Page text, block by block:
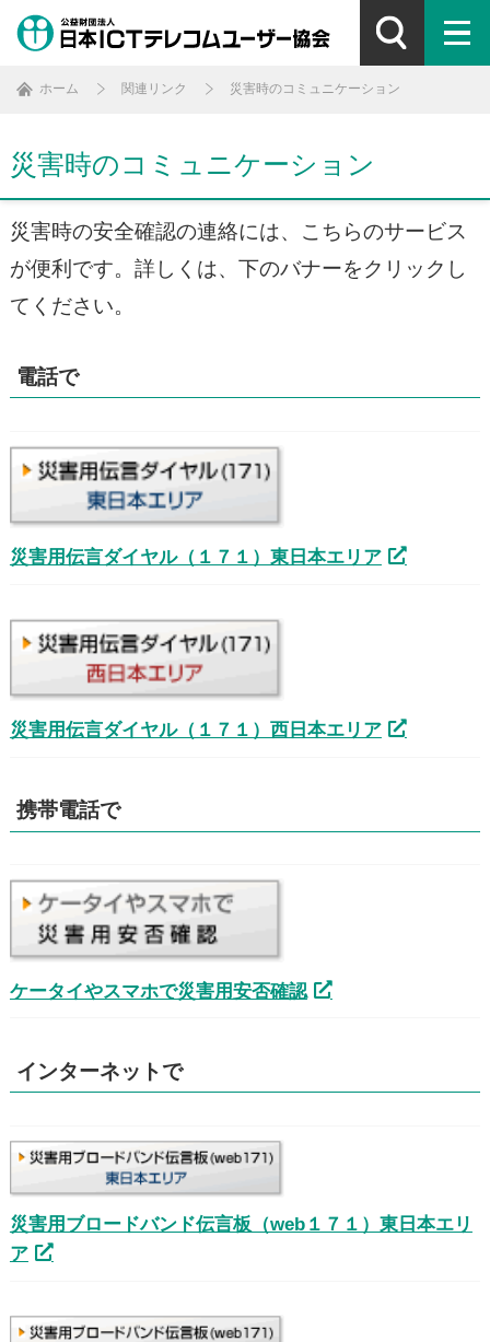
ホーム 関連リンク 災害時のコミュニケーション
災害時のコミュニケーション
災害時の安全確認の連絡には、こちらのサービス
が便利です。詳しくは、下のバナーをクリックし
てください。
電話で
災害用伝言ダイヤル（１７１）東日本エリア
災害用伝言ダイヤル（１７１）西日本エリア
携帯電話で
ケータイやスマホで災害用安否確認
インターネットで
災害用ブロードバンド伝言板（web１７１）東日本エリ
ア